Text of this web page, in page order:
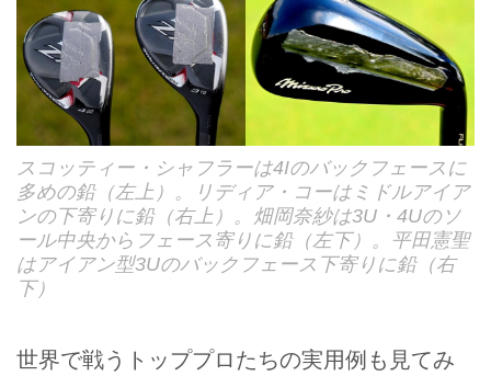
スコッティー・シャフラーは4Iのバックフェースに
多めの鉛（左上）。リディア・コーはミドルアイア
ンの下寄りに鉛（右上）。畑岡奈紗は3U・4Uのソ
ール中央からフェース寄りに鉛（左下）。平田憲聖
はアイアン型3Uのバックフェース下寄りに鉛（右
下）
世界で戦うトッププロたちの実用例も見てみ